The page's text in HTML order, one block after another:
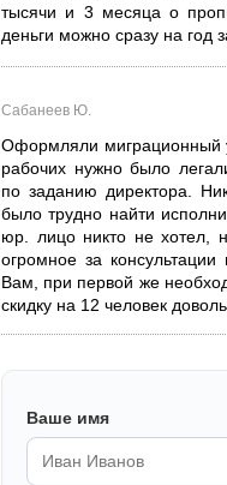
тысячи и 3 месяца о
деньги можно сразу на год
Сабанеев Ю.
Оформляли миграционный
рабочих нужно было
по заданию директора.
было трудно найти
юр. лицо никто не хотел,
огромное за
Вам, при первой же
скидку на 12 человек
Ваше имя